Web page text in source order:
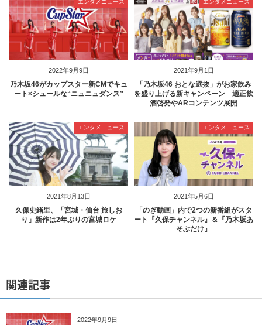
2022年9月9日
エンタメニュース
乃木坂46がカップスター新CMでキュ
ート×シュールな“ニュニュダンス”
2021年9月1日
エンタメニュース
「乃木坂46 おとな選抜」がお家飲み
を盛り上げる新キャンペーン 適正飲
酒啓発やARコンテンツ展開
2021年8月13日
エンタメニュース
久保史緒里、「宮城・仙台 旅しお
り」新作は2年ぶりの宮城ロケ
2021年5月6日
エンタメニュース
「のぎ動画」内で2つの新番組がスタ
ート『久保チャンネル』＆『乃木坂あ
そぶだけ』
関連記事
2022年9月9日